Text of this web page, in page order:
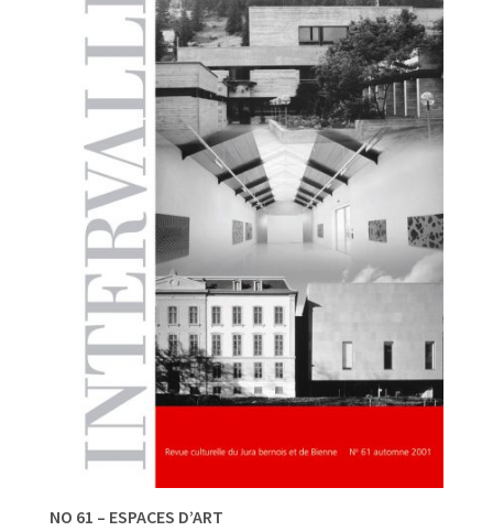
NO 61 – ESPACES D’ART